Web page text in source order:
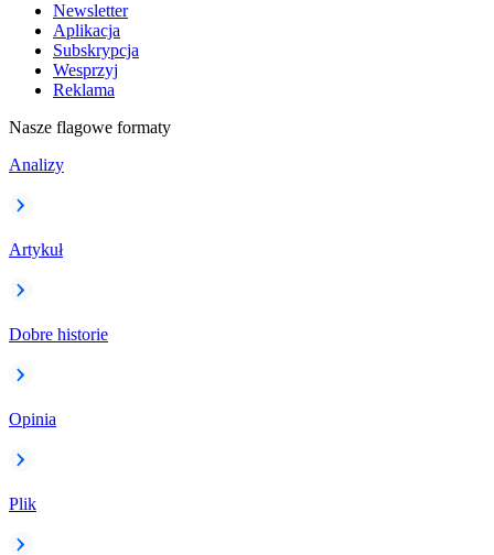
Newsletter
Aplikacja
Subskrypcja
Wesprzyj
Reklama
Nasze flagowe formaty
Analizy
Artykuł
Dobre historie
Opinia
Plik